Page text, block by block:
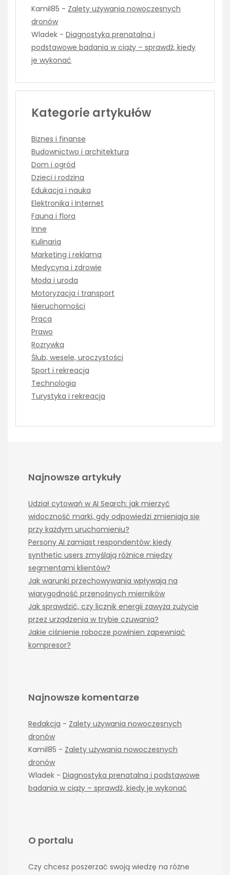
Kamil85 - Zalety używania nowoczesnych
dronów
Wladek - Diagnostyka prenatalna i
podstawowe badania w ciąży – sprawdź, kiedy
je wykonać
Kategorie artykułów
Biznes i finanse
Budownictwo i architektura
Dom i ogród
Dzieci i rodzina
Edukacja i nauka
Elektronika i Internet
Fauna i flora
Inne
Kulinaria
Marketing i reklama
Medycyna i zdrowie
Moda i uroda
Motoryzacja i transport
Nieruchomości
Praca
Prawo
Rozrywka
Ślub, wesele, uroczystości
Sport i rekreacja
Technologia
Turystyka i rekreacja
Najnowsze artykuły
Udział cytowań w AI Search: jak mierzyć
widoczność marki, gdy odpowiedzi zmieniają się
przy każdym uruchomieniu?
Persony AI zamiast respondentów: kiedy
synthetic users zmyślają różnice między
segmentami klientów?
Jak warunki przechowywania wpływają na
wiarygodność przenośnych mierników
Jak sprawdzić, czy licznik energii zawyża zużycie
przez urządzenia w trybie czuwania?
Jakie ciśnienie robocze powinien zapewniać
kompresor?
Najnowsze komentarze
Redakcja - Zalety używania nowoczesnych
dronów
Kamil85 - Zalety używania nowoczesnych
dronów
Wladek - Diagnostyka prenatalna i podstawowe
badania w ciąży – sprawdź, kiedy je wykonać
O portalu
Czy chcesz poszerzać swoją wiedzę na różne